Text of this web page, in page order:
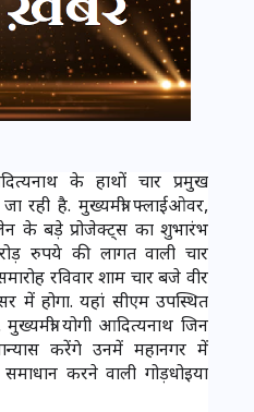
के हाथों चार प्रमुख
रही है. मुख्यमंत्री फ्लाईओवर,
के बड़े प्रोजेक्ट्स का शुभारंभ
रुपये की लागत वाली चार
रविवार शाम चार बजे वीर
में होगा. यहां सीएम उपस्थित
योगी आदित्यनाथ जिन
करेंगे उनमें महानगर में
करने वाली गोड़धोइया